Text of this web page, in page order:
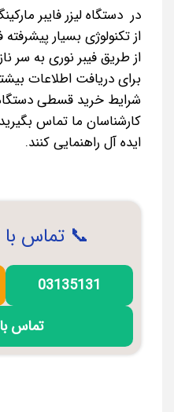
در دستگاه لیزر فایبر
از تکنولوژی بسیار
از طریق فیبر نوری به سر
شرایط خرید قسطی
کارشناسان ما تماس
ایده آل راهنمایی کنند.
📞 تماس با
03135131
تماس